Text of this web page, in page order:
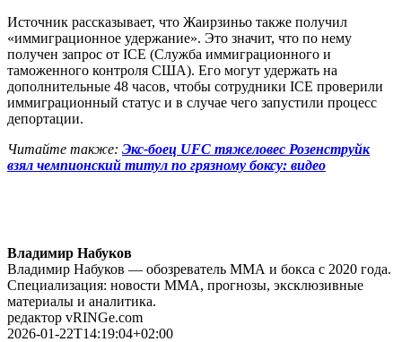
Источник рассказывает, что Жаирзиньо также получил
«иммиграционное удержание». Это значит, что по нему
получен запрос от ICE (Служба иммиграционного и
таможенного контроля США). Его могут удержать на
дополнительные 48 часов, чтобы сотрудники ICE проверили
иммиграционный статус и в случае чего запустили процесс
депортации.
Читайте также: Экс-боец UFC тяжеловес Розенструйк
взял чемпионский титул по грязному боксу: видео
Владимир Набуков
Владимир Набуков — обозреватель ММА и бокса с 2020 года.
Специализация: новости ММА, прогнозы, эксклюзивные
материалы и аналитика.
редактор vRINGe.com
2026-01-22T14:19:04+02:00